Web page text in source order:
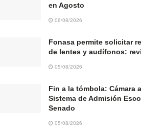
en Agosto
06/08/2026
Fonasa permite solicitar
de lentes y audífonos:
05/08/2026
Fin a la tómbola: Cámara
Sistema de Admisión
Senado
05/08/2026